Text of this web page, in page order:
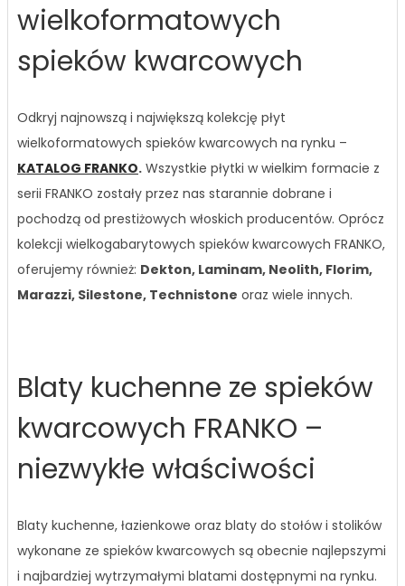
wielkoformatowych
spieków kwarcowych
Odkryj najnowszą i największą kolekcję płyt
wielkoformatowych spieków kwarcowych na rynku –
KATALOG FRANKO. Wszystkie płytki w wielkim formacie z
serii FRANKO zostały przez nas starannie dobrane i
pochodzą od prestiżowych włoskich producentów. Oprócz
kolekcji wielkogabarytowych spieków kwarcowych FRANKO,
oferujemy również: Dekton, Laminam, Neolith, Florim,
Marazzi, Silestone, Technistone oraz wiele innych.
Blaty kuchenne ze spieków
kwarcowych FRANKO –
niezwykłe właściwości
Blaty kuchenne, łazienkowe oraz blaty do stołów i stolików
wykonane ze spieków kwarcowych są obecnie najlepszymi
i najbardziej wytrzymałymi blatami dostępnymi na rynku.